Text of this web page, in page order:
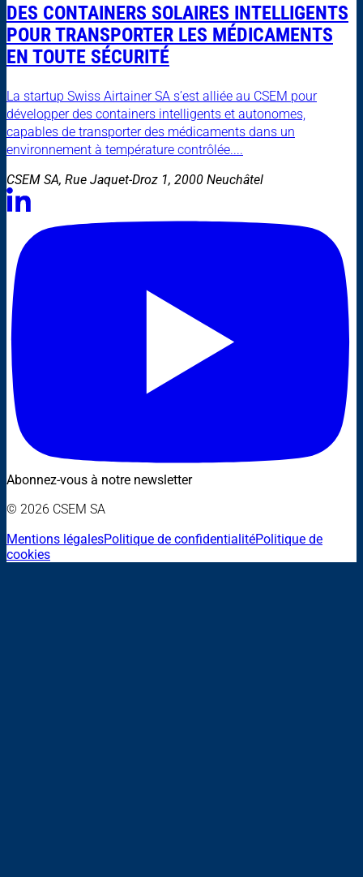
DES CONTAINERS SOLAIRES INTELLIGENTS
POUR TRANSPORTER LES MÉDICAMENTS
EN TOUTE SÉCURITÉ
La startup Swiss Airtainer SA s’est alliée au CSEM pour
développer des containers intelligents et autonomes,
capables de transporter des médicaments dans un
environnement à température contrôlée....
CSEM SA, Rue Jaquet-Droz 1, 2000 Neuchâtel
Abonnez-vous à notre newsletter
© 2026 CSEM SA
Mentions légalesPolitique de confidentialitéPolitique de
cookies